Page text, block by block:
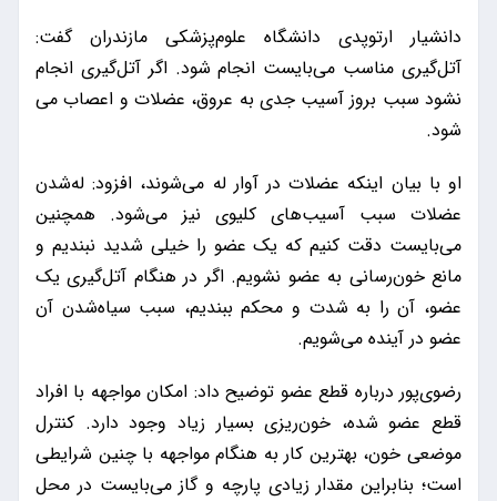
دانشیار ارتوپدی دانشگاه علوم‌پزشکی مازندران گفت:
آتل‌گیری مناسب می‌بایست انجام شود. اگر آتل‌گیری انجام
نشود سبب بروز آسیب جدی به عروق، عضلات و اعصاب می
شود.
او با بیان اینکه عضلات در آوار له می‌شوند، افزود: له‌شدن
عضلات سبب آسیب‌های کلیوی نیز می‌شود. همچنین
می‌بایست دقت کنیم که یک عضو را خیلی شدید نبندیم و
مانع خون‌رسانی به عضو نشویم. اگر در هنگام آتل‌گیری یک
عضو، آن را به شدت و محکم ببندیم، سبب سیاه‌شدن آن
عضو در آینده می‌شویم.
رضوی‌پور درباره قطع عضو توضیح داد: امکان مواجهه با افراد
قطع عضو شده، خون‌ریزی بسیار زیاد وجود دارد. کنترل
موضعی خون، بهترین کار به هنگام مواجهه با چنین شرایطی
است؛ بنابراین مقدار زیادی پارچه و گاز می‌بایست در محل